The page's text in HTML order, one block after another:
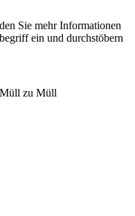
Sie mehr Informationen
ein und durchstöbern
zu Müll